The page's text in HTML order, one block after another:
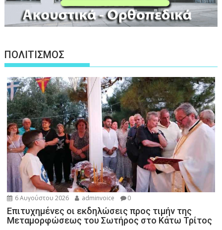
ΠΟΛΙΤΙΣΜΟΣ
6 Αυγούστου 2026 adminvoice 0
Επιτυχημένες οι εκδηλώσεις προς τιμήν της
Μεταμορφώσεως του Σωτήρος στο Κάτω Τρίτος